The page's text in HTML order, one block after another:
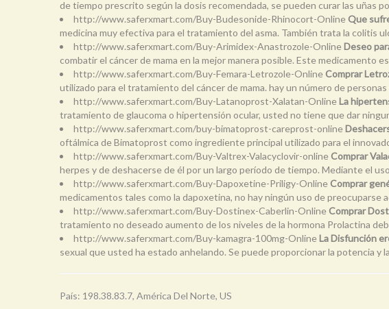
de tiempo prescrito según la dosis recomendada, se pueden curar las uñas
http://www.saferxmart.com/Buy-Budesonide-Rhinocort-OnlineQue
medicina muy efectiva para el tratamiento del asma. También trata la colitis
http://www.saferxmart.com/Buy-Arimidex-Anastrozole-OnlineDeseo
combatir el cáncer de mama en la mejor manera posible. Este medicamento
http://www.saferxmart.com/Buy-Femara-Letrozole-OnlineComprar
utilizado para el tratamiento del cáncer de mama. hay un número de
http://www.saferxmart.com/Buy-Latanoprost-Xalatan-OnlineLa
tratamiento de glaucoma o hipertensión ocular, usted no tiene que dar
http://www.saferxmart.com/buy-bimatoprost-careprost-online
oftálmica de Bimatoprost como ingrediente principal utilizado para el
http://www.saferxmart.com/Buy-Valtrex-Valacyclovir-onlineComprar
herpes y de deshacerse de él por un largo período de tiempo. Mediante el
http://www.saferxmart.com/Buy-Dapoxetine-Priligy-OnlineComprar
medicamentos tales como la dapoxetina, no hay ningún uso de preocuparse
http://www.saferxmart.com/Buy-Dostinex-Caberlin-OnlineComprar
tratamiento no deseado aumento de los niveles de la hormona Prolactina
http://www.saferxmart.com/Buy-kamagra-100mg-OnlineLa Disfunción
sexual que usted ha estado anhelando. Se puede proporcionar la potencia y
País: 198.38.83.7, América Del Norte, US